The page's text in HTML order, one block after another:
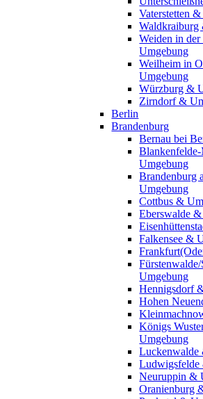
Vaterstetten
Waldkraiburg
Weiden in
Umgebung
Weilheim in
Umgebung
Würzburg &
Zirndorf &
Berlin
Brandenburg
Bernau bei
Umgebung
Brandenburg
Umgebung
Cottbus &
Eberswalde
Falkensee &
Umgebung
Hennigsdorf
Hohen
Königs
Umgebung
Luckenwalde
Ludwigsfelde
Neuruppin &
Oranienburg